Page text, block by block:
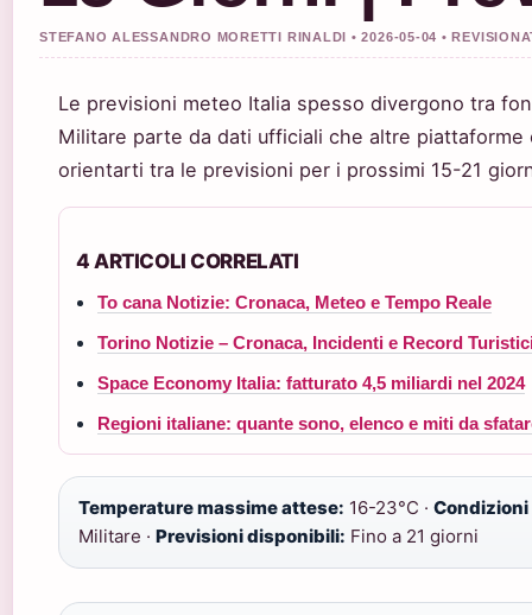
STEFANO ALESSANDRO MORETTI RINALDI • 2026-05-04 •
Le previsioni meteo Italia spesso divergono tra
Militare parte da dati ufficiali che altre
orientarti tra le previsioni per i prossimi 15-21
4 ARTICOLI CORRELATI
To cana Notizie: Cronaca, Meteo e Tempo Reale
Torino Notizie – Cronaca, Incidenti e Record
Space Economy Italia: fatturato 4,5 miliardi nel 2024
Regioni italiane: quante sono, elenco e miti da
Temperature massime attese: 16-23°C · Condizioni
Militare · Previsioni disponibili: Fino a 21 giorni